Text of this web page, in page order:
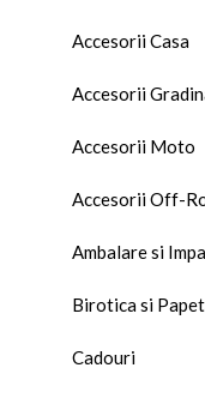
Accesorii Casa
Accesorii
Accesorii Moto
Accesorii Off-
Ambalare si
Birotica si
Cadouri